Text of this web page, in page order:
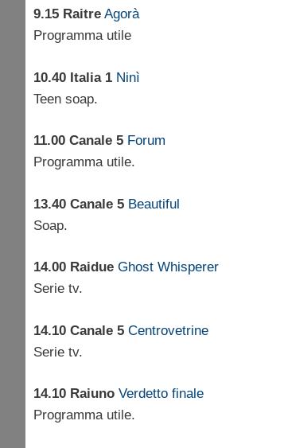
9.15 Raitre Agorà
Programma utile
10.40 Italia 1 Ninì
Teen soap.
11.00 Canale 5 Forum
Programma utile.
13.40 Canale 5 Beautiful
Soap.
14.00 Raidue Ghost Whisperer
Serie tv.
14.10 Canale 5 Centrovetrine
Serie tv.
14.10 Raiuno Verdetto finale
Programma utile.